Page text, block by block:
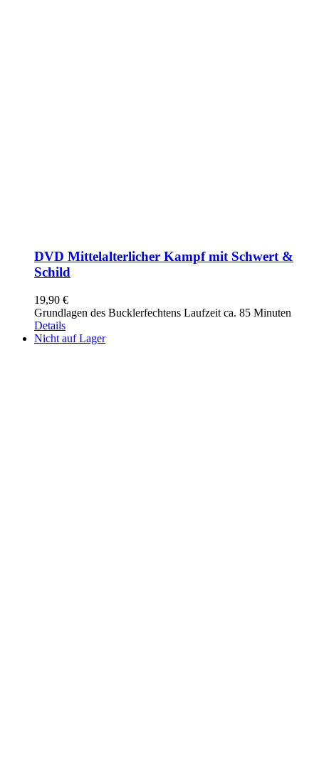
DVD Mittelalterlicher Kampf mit Schwert &
Schild
19,90 €
Grundlagen des Bucklerfechtens Laufzeit ca. 85 Minuten
Details
Nicht auf Lager